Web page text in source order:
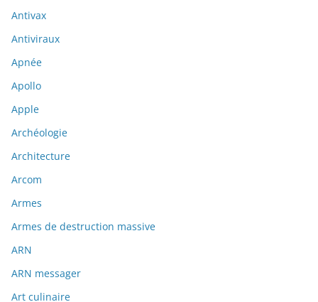
Antivax
Antiviraux
Apnée
Apollo
Apple
Archéologie
Architecture
Arcom
Armes
Armes de destruction massive
ARN
ARN messager
Art culinaire